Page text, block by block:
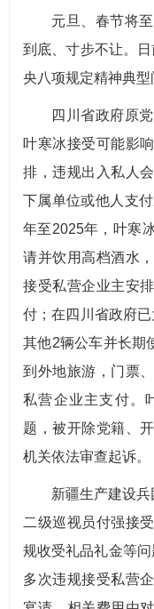
元旦、春节将
到底、寸步不让。
央八项规定精神典型
四川省政府原
叶寒冰接受可能影
排，违规出入私人
下属单位或他人支
年至2025年，叶寒
请并饮用高档酒水
接受私营企业主安
付；在四川省政府
其他2辆公车并长期
到外地旅游，门票
私营企业主支付。
题，被开除党籍、
机关依法审查起诉。
新疆生产建设兵
二级巡视员付强接
规收受礼品礼金等
多次违规接受私营